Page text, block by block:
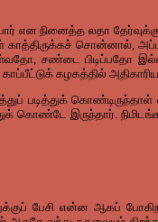
என நினைத்த லதா
காத்திருக்கச் சொன்னால்,
கொள்வதோ, சண்டை பிடிப்பதோ
கழகத்தில்
படித்துக் கொண்டிருந்தாள்
கொண்டே இருந்தார்.
பேசி என்ன ஆகப்